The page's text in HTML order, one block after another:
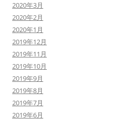
2020年3月
2020年2月
2020年1月
2019年12月
2019年11月
2019年10月
2019年9月
2019年8月
2019年7月
2019年6月